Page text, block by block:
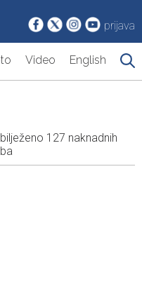
prijava
Video English
127 naknadnih